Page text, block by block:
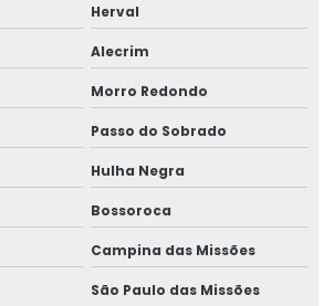
Herval
Alecrim
Morro Redondo
Passo do Sobrado
Hulha Negra
Bossoroca
Campina das Missões
São Paulo das Missões